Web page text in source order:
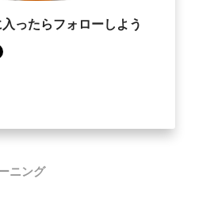
ったらフォローしよう
ニング